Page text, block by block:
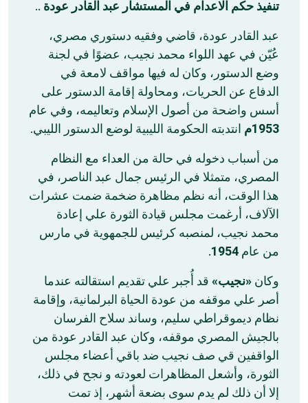
تنفيذ حكم الاعدام في المستشار عبد القادر عودة ..
عبد القادر عودة، قاضي وفقيه دستوري مصري،
عُيّن في عهد اللواء محمد نجيب، عضوًا في لجنة
وضع الدستور، وكان له فيها مواقف لامعة في
الدفاع عن الحريات، ومحاولة إقامة الدستور على
أسس واضحة من أصول الإسلام وتعاليمه، وفي عام
1953م
انتدبته الحكومة الليبية لوضع الدستور الليبي.
من أسباب دخوله في حالة من العداء مع النظام
المصري، متمثلا في الرئيس جمال عبد الناصر، في
هذا الوقت، أنه نظم مظاهرة ضخمة ضمت عشرات
الآلاف، أرغمت مجلس قيادة الثورة علي إعادة
محمد نجيب، لمنصبه كرئيس للجمهوية في مارس
من عام 1954
.
وكان «نجيب» قد أُجبر علي تقديم استقالته عندما
أصر علي موقفه من عودة الحياة البرلمانية، وإقامة
نظام ديموقراطي سليم، وساند سلاح الفرسان
بالجيش المصري موقفه، وكان عبد القادر عودة من
الواقفين قي صف نجيب ضد باقي أعضاء مجلس
الثورة، وأشعل المظاهرات لعودته و نجح في ذلك،
إلا أن ذلك لم يدم سوى بضعة أشهر، إذ تمت